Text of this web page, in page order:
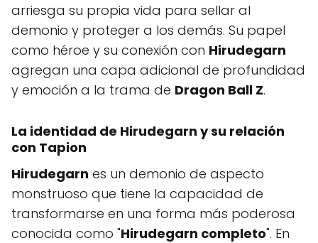
arriesga su propia vida para sellar al
demonio y proteger a los demás. Su papel
como héroe y su conexión con Hirudegarn
agregan una capa adicional de profundidad
y emoción a la trama de Dragon Ball Z.
La identidad de Hirudegarn y su relación
con Tapion
Hirudegarn es un demonio de aspecto
monstruoso que tiene la capacidad de
transformarse en una forma más poderosa
conocida como "Hirudegarn completo". En